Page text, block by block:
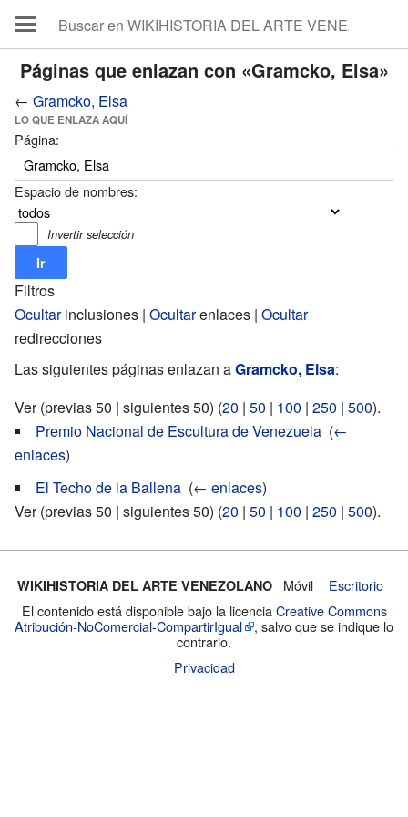
Páginas que enlazan con «Gramcko, Elsa»
← Gramcko, Elsa
LO QUE ENLAZA AQUÍ
Página:
Espacio de nombres:
Invertir selección
Filtros
Ocultarinclusiones | Ocultarenlaces | Ocultar
redirecciones
Las siguientes páginas enlazan aGramcko, Elsa:
Ver (previas 50 | siguientes 50) (20 | 50 | 100 | 250 | 500).
Premio Nacional de Escultura de Venezuela (←
enlaces)
El Techo de la Ballena (← enlaces)
Ver (previas 50 | siguientes 50) (20 | 50 | 100 | 250 | 500).
WIKIHISTORIA DEL ARTE VENEZOLANO Móvil
Escritorio
El contenido está disponible bajo la licencia Creative Commons
Atribución-NoComercial-CompartirIgual
, salvo que se indique lo
contrario.
Privacidad